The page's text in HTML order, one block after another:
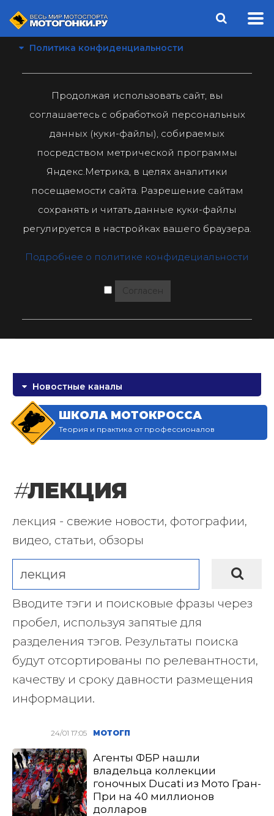
Политика конфиденциальности
Продолжая использовать сайт, вы
соглашаетесь с обработкой персональных
данных (куки-файлы), собираемых
посредством метрической программы
Яндекс.Метрика, в целях аналитики
посещаемости сайта. Разрешение сайтам
сохранять и читать данные куки-файлы
регулируется в настройках вашего браузера.
Подробнее о политике конфидециальности
Согласен
Новостные каналы
ШКОЛА МОТОКРОССА
Теория и практика от профессионалов
#ЛЕКЦИЯ
лекция - свежие новости, фотографии,
видео, статьи, обзоры
Вводите тэги и поисковые фразы через
пробел, используя запятые для
разделения тэгов. Результаты поиска
будут отсортированы по релевантности,
качеству и сроку давности размещения
информации.
24/01 17:05 МОТОГП
Агенты ФБР нашли
владельца коллекции
гоночных Ducati из Мото Гран-
При на 40 миллионов
долларов